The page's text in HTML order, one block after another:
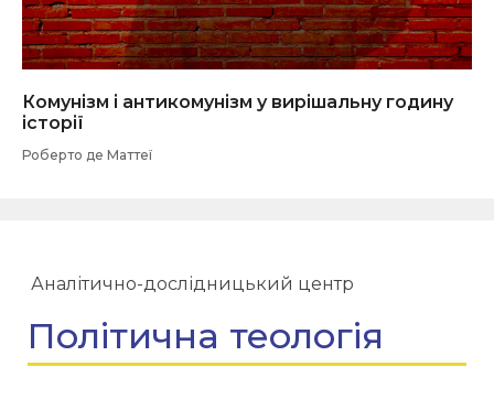
Комунізм і антикомунізм у вирішальну годину
історії
Роберто де Маттеї
Аналітично-дослідницький центр
Політична теологія